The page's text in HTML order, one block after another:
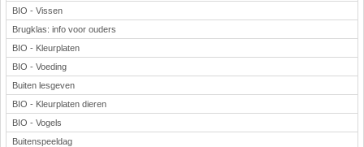
BIO - Vissen
Brugklas: info voor ouders
BIO - Kleurplaten
BIO - Voeding
Buiten lesgeven
BIO - Kleurplaten dieren
BIO - Vogels
Buitenspeeldag